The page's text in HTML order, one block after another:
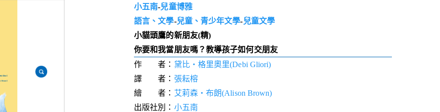
小五南-兒童博雅
語言、文學-兒童、青少年文學-兒童文學
小貓頭鷹的新朋友(精)
你要和我當朋友嗎？教導孩子如何交朋友
作 者： 黛比‧格里奧里(Debi Gliori)
譯 者： 張耘榕
繪 者： 艾莉森‧布朗(Alison Brown)
出版社別： 小五南